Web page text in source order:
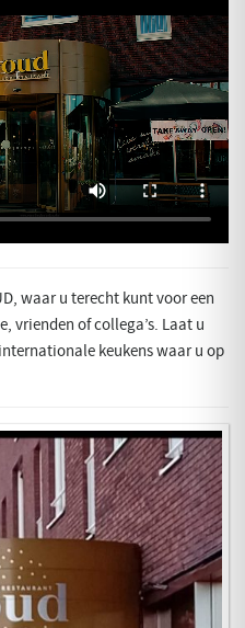
waar u terecht kunt voor een
vrienden of collega’s. Laat u
keukens waar u op